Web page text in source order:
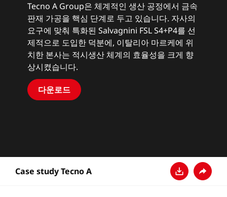
Tecno A Group은 체계적인 생산 공정에서 금속
판재 가공을 핵심 단계로 두고 있습니다. 자사의
요구에 맞춰 특화된 Salvagnini FSL S4+P4를 선
제적으로 도입한 덕분에, 이탈리아 마르케에 위
치한 본사는 적시생산 체계의 효율성을 크게 향
상시켰습니다.
다운로드
Case study Tecno A